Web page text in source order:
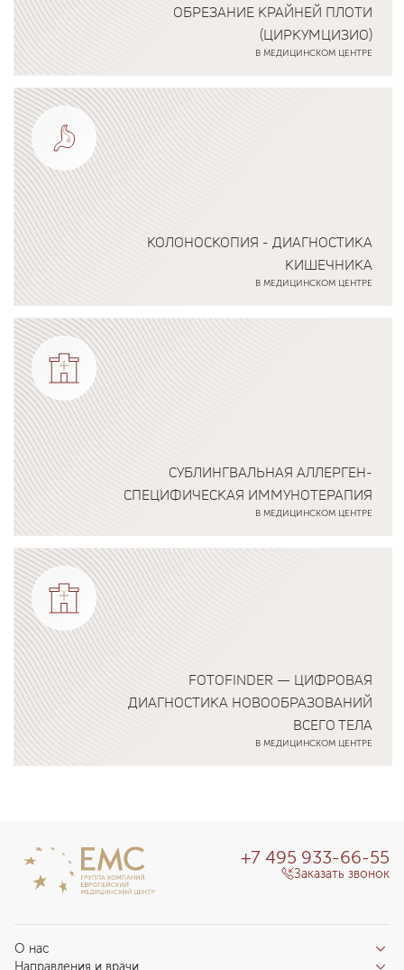
ОБРЕЗАНИЕ КРАЙНЕЙ ПЛОТИ
(ЦИРКУМЦИЗИО)
В МЕДИЦИНСКОМ ЦЕНТРЕ
Подробнее о программе
КОЛОНОСКОПИЯ - ДИАГНОСТИКА
КИШЕЧНИКА
В МЕДИЦИНСКОМ ЦЕНТРЕ
Подробнее о программе
СУБЛИНГВАЛЬНАЯ АЛЛЕРГЕН-
СПЕЦИФИЧЕСКАЯ ИММУНОТЕРАПИЯ
В МЕДИЦИНСКОМ ЦЕНТРЕ
Подробнее о программе
FOTOFINDER — ЦИФРОВАЯ
ДИАГНОСТИКА НОВООБРАЗОВАНИЙ
ВСЕГО ТЕЛА
В МЕДИЦИНСКОМ ЦЕНТРЕ
О нас
Направления и врачи
+7 495 933-66-55
Заказать звонок